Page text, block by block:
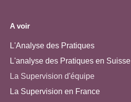
A voir
L'Analyse des Pratiques
L'analyse des Pratiques en Suisse
La Supervision d'équipe
La Supervision en France